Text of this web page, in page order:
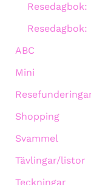
Resedagbok:
ABC
Mini
Shopping
Svammel
Tävlingar/listor
Teckningar